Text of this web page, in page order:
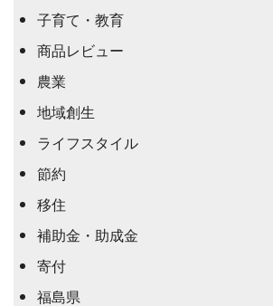
子育て・教育
商品レビュー
農業
地域創生
ライフスタイル
節約
移住
補助金・助成金
寄付
福島県